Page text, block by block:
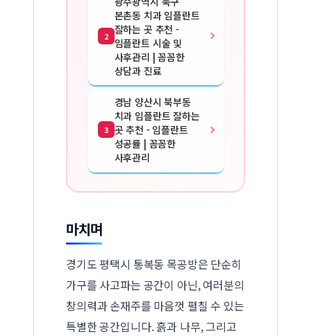
2
본촌동 치과 임플란트
잘하는 곳 추천 -
임플란트 시술 및
사후관리 | 꼼꼼한
상담과 진료
3
경남 양산시 북부동
치과 임플란트 잘하는
곳 추천 - 임플란트
성공률 | 꼼꼼한
사후관리
마치며
경기도 평택시 통복동 목공방은 단순히
가구를 사고파는 공간이 아닌, 여러분의
창의력과 손재주를 마음껏 펼칠 수 있는
특별한 공간입니다. 흙과 나무, 그리고